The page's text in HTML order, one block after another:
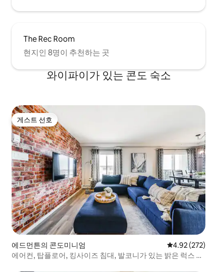
The Rec Room
현지인 8명이 추천하는 곳
와이파이가 있는 콘도 숙소
게스트 선호
게스트 선호
에드먼튼의 콘도미니엄 평점 4.92점(5
4.92 (272)
에어컨, 탑플로어, 킹사이즈 침대, 발코니가 있는 밝은 럭스 콘